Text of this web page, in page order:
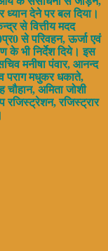
ध्यान देने पर बल दिया।
से वित्तीय मदद
से परिवहन, ऊर्जा एवं
के भी निर्देश दिये। इस
मनीषा पंवार, आनन्द
पराग मधुकर धकाते,
अमिता जोशी
रजिस्ट्रेशन, रजिस्ट्रार